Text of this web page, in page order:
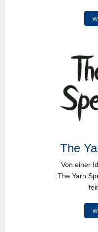
The
Von einer
„The Yarn